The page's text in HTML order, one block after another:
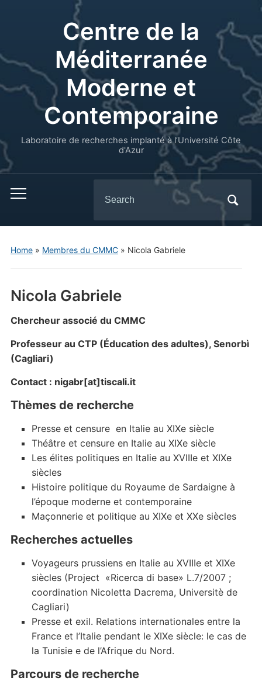
Centre de la
Méditerranée
Moderne et
Contemporaine
Laboratoire de recherches implanté à l’Université Côte
d'Azur
for:
Home» Membres du CMMC» Nicola Gabriele
Nicola Gabriele
Chercheur associé du CMMC
Professeur au CTP (Éducation des adultes), Senorbì
(Cagliari)
Contact : nigabr[at]tiscali.it
Thèmes de recherche
Presse et censure en Italie au XIXe siècle
Théâtre et censure en Italie au XIXe siècle
Les élites politiques en Italie au XVIIIe et XIXe
siècles
Histoire politique du Royaume de Sardaigne à
l’époque moderne et contemporaine
Maçonnerie et politique au XIXe et XXe siècles
Recherches actuelles
Voyageurs prussiens en Italie au XVIIIe et XIXe
siècles (Project «Ricerca di base» L.7/2007 ;
coordination Nicoletta Dacrema, Universitè de
Cagliari)
Presse et exil. Relations internationales entre la
France et l’Italie pendant le XIXe siècle: le cas de
la Tunisie e de l’Afrique du Nord.
Parcours de recherche